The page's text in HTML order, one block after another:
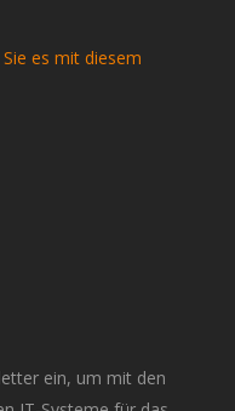
es mit diesem
ein, um mit den